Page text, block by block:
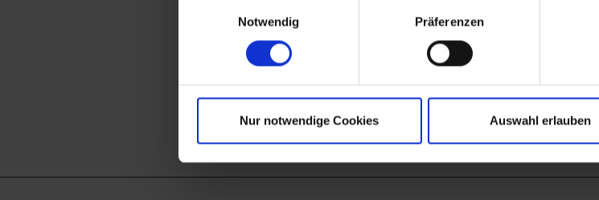
Notwendig
Präferenzen
Nur notwendige Cookies Auswahl erlauben